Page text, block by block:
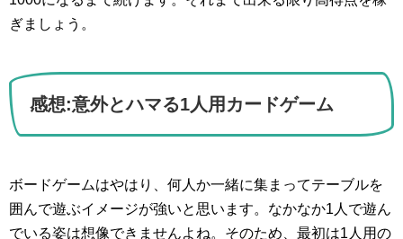
ぎましょう。
感想:意外とハマる1人用カードゲーム
ボードゲームはやはり、何人か一緒に集まってテーブルを
囲んで遊ぶイメージが強いと思います。なかなか1人で遊ん
でいる姿は想像できませんよね。そのため、最初は1人用の